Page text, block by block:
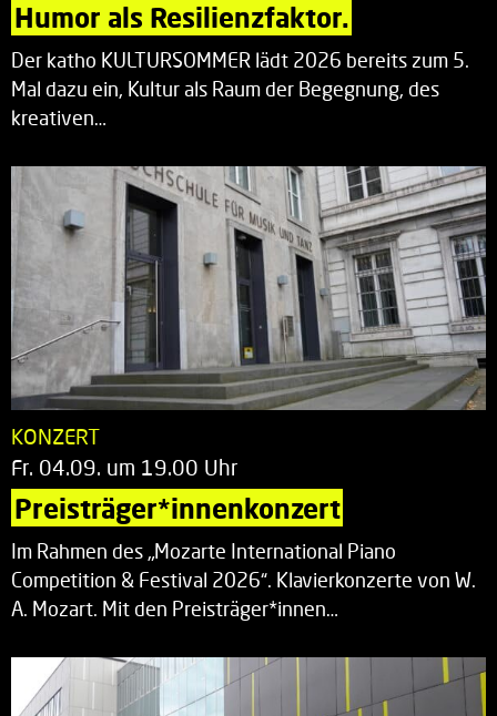
Humor als Resilienzfaktor.
Der katho KULTURSOMMER lädt 2026 bereits zum 5.
Mal dazu ein, Kultur als Raum der Begegnung, des
kreativen…
KONZERT
Fr. 04.09. um 19.00 Uhr
Preisträger*innenkonzert
Im Rahmen des „Mozarte International Piano
Competition & Festival 2026“. Klavierkonzerte von W.
A. Mozart. Mit den Preisträger*innen…